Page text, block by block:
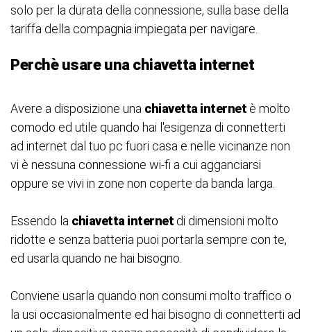
solo per la durata della connessione, sulla base della
tariffa della compagnia impiegata per navigare.
Perchè usare una chiavetta internet
Avere a disposizione una chiavetta internet è molto
comodo ed utile quando hai l'esigenza di connetterti
ad internet dal tuo pc fuori casa e nelle vicinanze non
vi è nessuna connessione wi-fi a cui agganciarsi
oppure se vivi in zone non coperte da banda larga.
Essendo la chiavetta internet di dimensioni molto
ridotte e senza batteria puoi portarla sempre con te,
ed usarla quando ne hai bisogno.
Conviene usarla quando non consumi molto traffico o
la usi occasionalmente ed hai bisogno di connetterti ad